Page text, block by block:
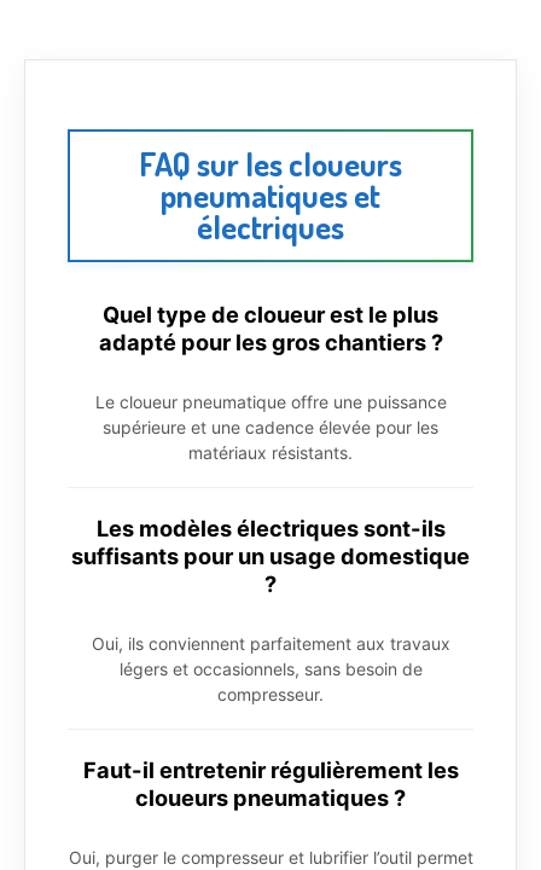
FAQ sur les cloueurs
pneumatiques et
électriques
Quel type de cloueur est le plus
adapté pour les gros chantiers ?
Le cloueur pneumatique offre une puissance
supérieure et une cadence élevée pour les
matériaux résistants.
Les modèles électriques sont-ils
suffisants pour un usage domestique
?
Oui, ils conviennent parfaitement aux travaux
légers et occasionnels, sans besoin de
compresseur.
Faut-il entretenir régulièrement les
cloueurs pneumatiques ?
Oui, purger le compresseur et lubrifier l’outil permet